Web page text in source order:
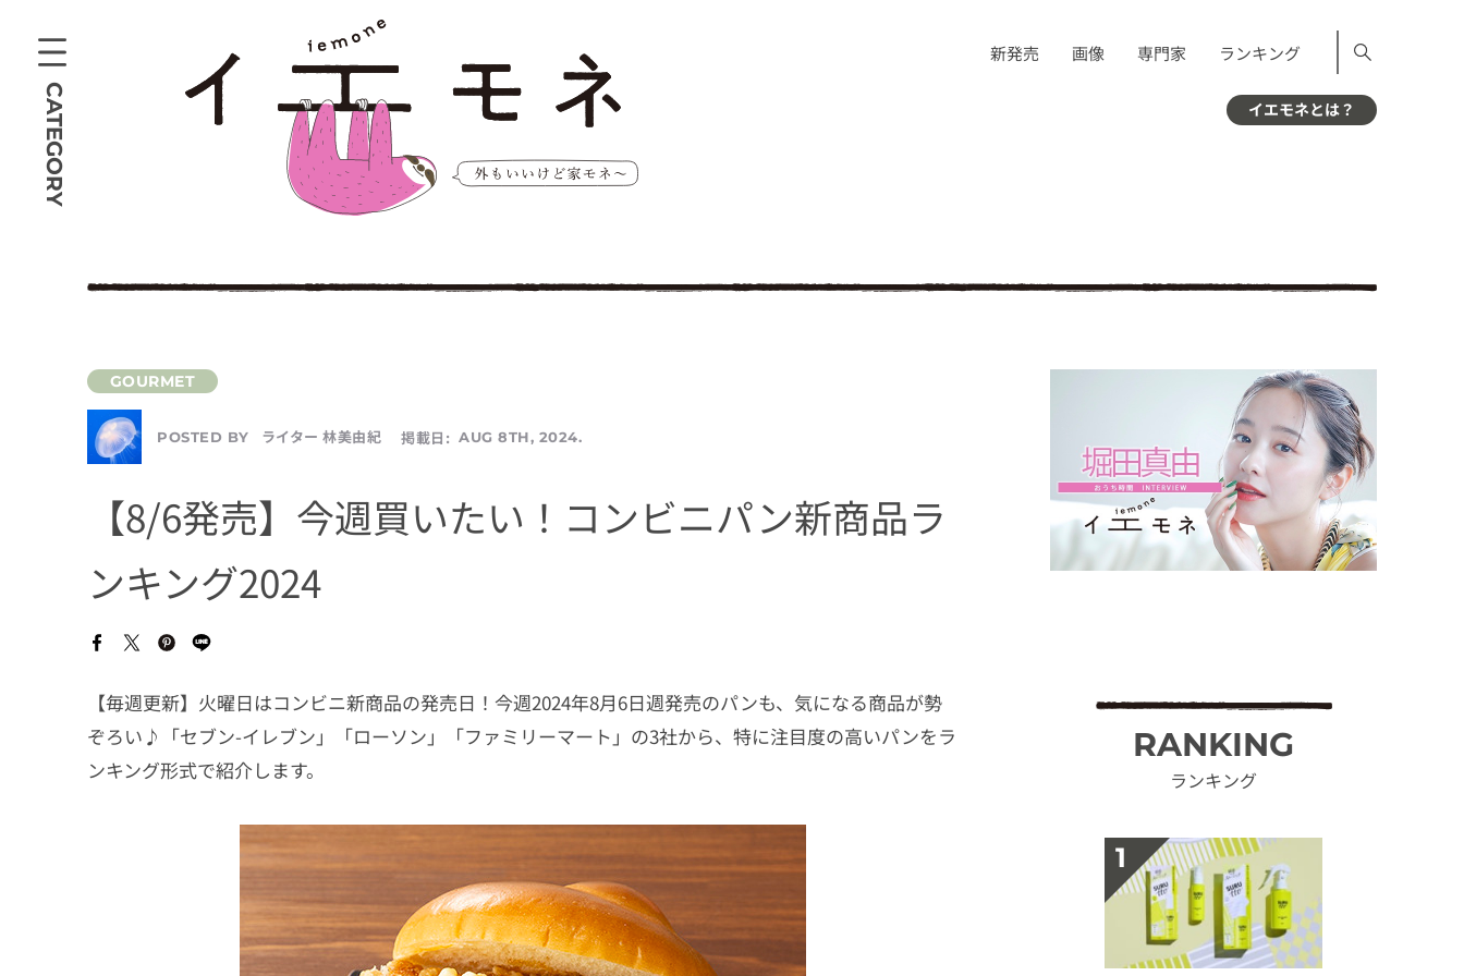
CATEGORY
新発売 画像 専門家 ランキング
イエモネとは？
POSTED BY ライター 林美由紀 掲載日: AUG 8TH, 2024.
【8/6発売】今週買いたい！コンビニパン新商品ラ
ンキング2024
【毎週更新】火曜日はコンビニ新商品の発売日！今週2024年8月6日週発売のパンも、気になる商品が勢
ぞろい♪「セブン-イレブン」「ローソン」「ファミリーマート」の3社から、特に注目度の高いパンをラ
ンキング形式で紹介します。
RANKING
ランキング